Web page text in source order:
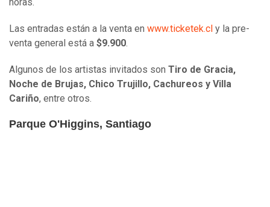
horas.
Las entradas están a la venta en www.ticketek.cl y la pre-
venta general está a $9.900.
Algunos de los artistas invitados son Tiro de Gracia,
Noche de Brujas, Chico Trujillo, Cachureos y Villa
Cariño, entre otros.
Parque O'Higgins, Santiago